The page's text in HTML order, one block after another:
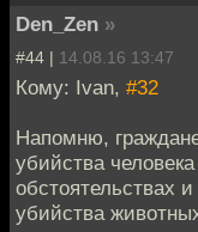
Den_Zen »
#44 | 14.08.16 13:47
Кому: Ivan, #32
Напомню,
убийства
обстоятельствах
убийства